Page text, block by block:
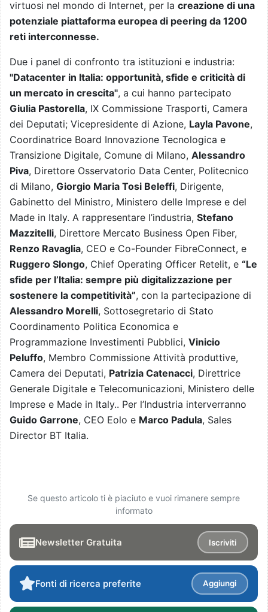
virtuosi nel mondo di Internet, per la creazione di una
potenziale piattaforma europea di peering da 1200
reti interconnesse.
Due i panel di confronto tra istituzioni e industria:
"Datacenter in Italia: opportunità, sfide e criticità di
un mercato in crescita", a cui hanno partecipato
Giulia Pastorella, IX Commissione Trasporti, Camera
dei Deputati; Vicepresidente di Azione, Layla Pavone,
Coordinatrice Board Innovazione Tecnologica e
Transizione Digitale, Comune di Milano, Alessandro
Piva, Direttore Osservatorio Data Center, Politecnico
di Milano, Giorgio Maria Tosi Beleffi, Dirigente,
Gabinetto del Ministro, Ministero delle Imprese e del
Made in Italy. A rappresentare l’industria, Stefano
Mazzitelli, Direttore Mercato Business Open Fiber,
Renzo Ravaglia, CEO e Co-Founder FibreConnect, e
Ruggero Slongo, Chief Operating Officer Retelit, e “Le
sfide per l’Italia: sempre più digitalizzazione per
sostenere la competitività”, con la partecipazione di
Alessandro Morelli, Sottosegretario di Stato
Coordinamento Politica Economica e
Programmazione Investimenti Pubblici, Vinicio
Peluffo, Membro Commissione Attività produttive,
Camera dei Deputati, Patrizia Catenacci, Direttrice
Generale Digitale e Telecomunicazioni, Ministero delle
Imprese e Made in Italy.. Per l’Industria interverranno
Guido Garrone, CEO Eolo e Marco Padula, Sales
Director BT Italia.
Se questo articolo ti è piaciuto e vuoi rimanere sempre
informato
Newsletter Gratuita Iscriviti
Fonti di ricerca preferite Aggiungi